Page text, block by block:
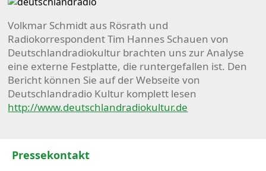
Volkmar Schmidt aus Rösrath und
Radiokorrespondent Tim Hannes Schauen von
Deutschlandradiokultur brachten uns zur Analyse
eine externe Festplatte, die runtergefallen ist. Den
Bericht können Sie auf der Webseite von
Deutschlandradio Kultur komplett lesen
http://www.deutschlandradiokultur.de
Pressekontakt